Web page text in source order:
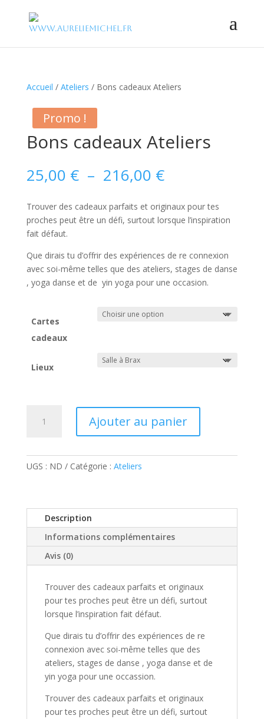
Accueil / Ateliers / Bons cadeaux Ateliers
Promo !
Bons cadeaux Ateliers
25,00 € – 216,00 €Plage
de
prix :
25,00 €
à
Trouver des cadeaux parfaits et originaux pour tes
proches peut être un défi, surtout lorsque l’inspiration
fait défaut.
Que dirais tu d’offrir des expériences de re connexion
avec soi-même telles que des ateliers, stages de danse
, yoga danse et de yin yoga pour une occasion.
Cartes
cadeaux
Lieux
Ateliers
Ajouter au panier
UGS : ND Catégorie : Ateliers
Description
Informations complémentaires
Avis (0)
Trouver des cadeaux parfaits et originaux
pour tes proches peut être un défi, surtout
lorsque l’inspiration fait défaut.
Que dirais tu d’offrir des expériences de re
connexion avec soi-même telles que des
ateliers, stages de danse , yoga danse et de
yin yoga pour une occassion.
Trouver des cadeaux parfaits et originaux
pour tes proches peut être un défi, surtout